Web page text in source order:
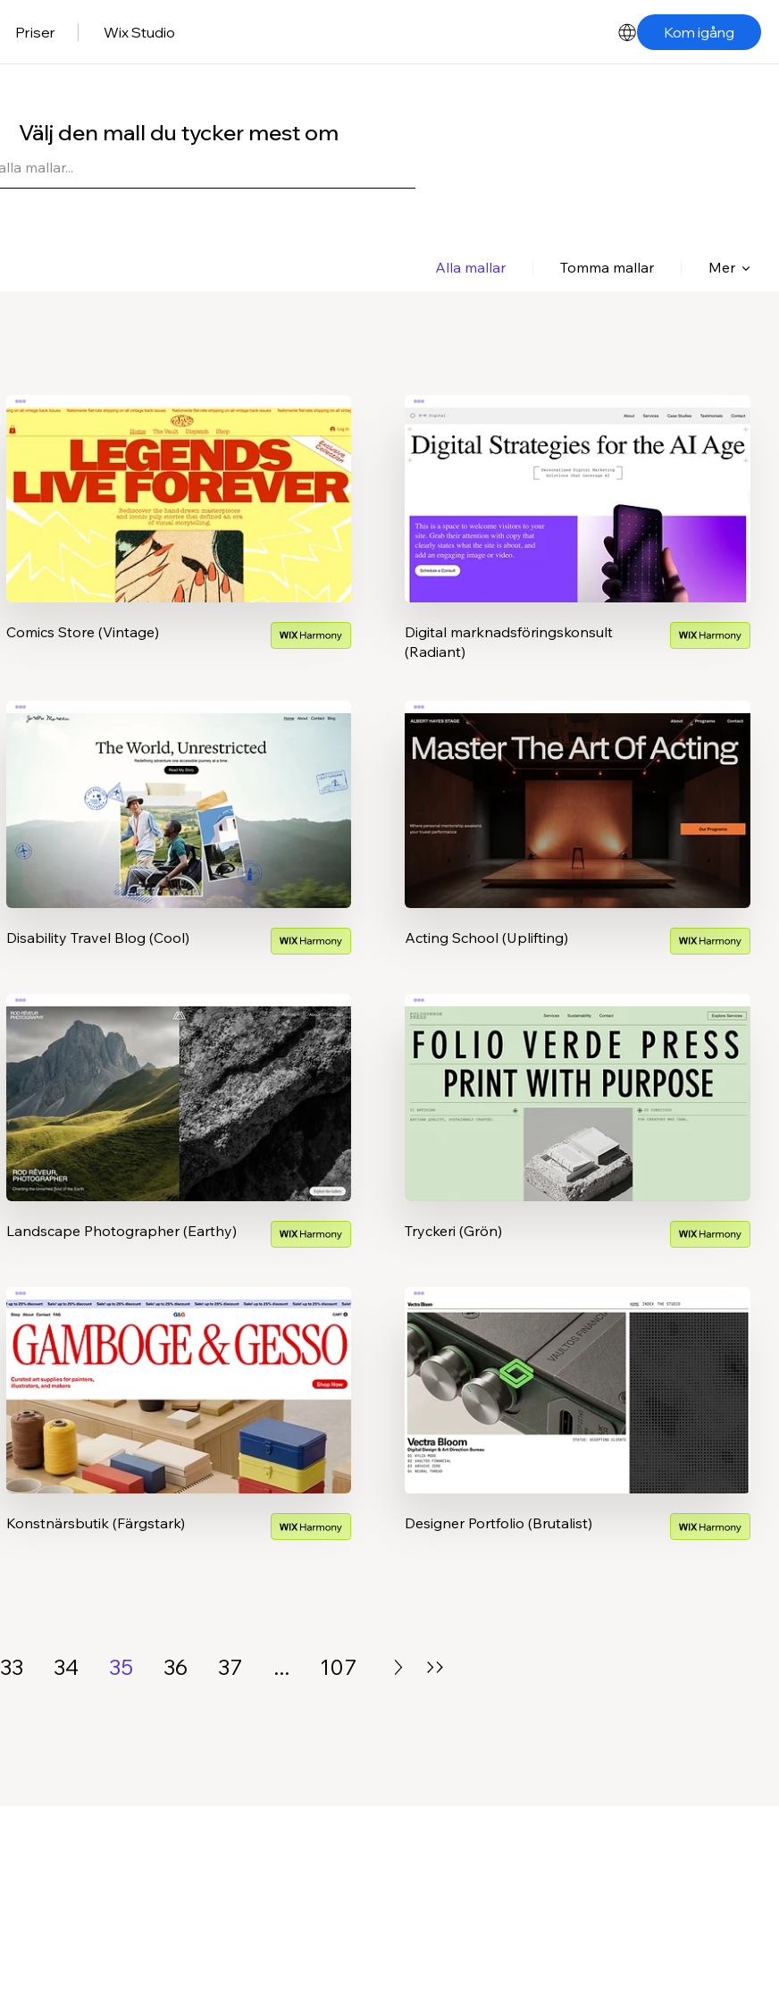
Priser Wix Studio Kom igång
Välj den mall du tycker mest om
Alla mallar Tomma mallar Mer
Comics Store (Vintage)
Digital marknadsföringskonsult
(Radiant)
Disability Travel Blog (Cool) Acting School (Uplifting)
Landscape Photographer (Earthy) Tryckeri (Grön)
Konstnärsbutik (Färgstark) Designer Portfolio (Brutalist)
33 34 35 36 37 ... 107